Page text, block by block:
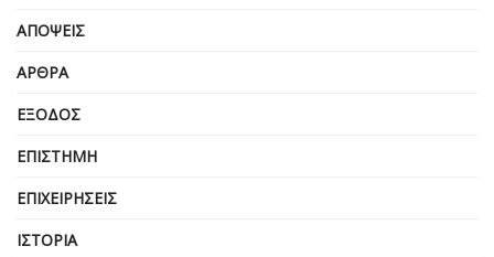
ΑΠΌΨΕΙΣ
ΆΡΘΡΑ
ΈΞΟΔΟΣ
ΕΠΙΣΤΉΜΗ
ΕΠΙΧΕΙΡΗΣΕΙΣ
ΙΣΤΟΡΊΑ